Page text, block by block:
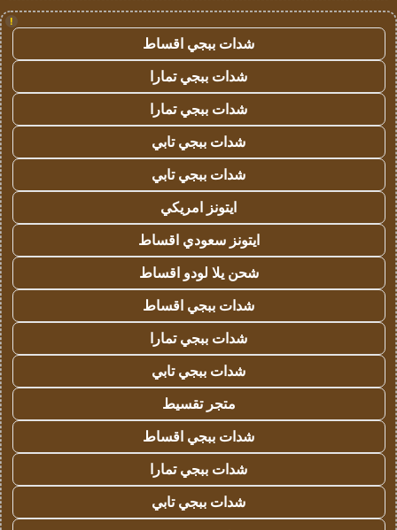
!
شدات ببجي اقساط
شدات ببجي تمارا
شدات ببجي تمارا
شدات ببجي تابي
شدات ببجي تابي
ايتونز امريكي
ايتونز سعودي اقساط
شحن يلا لودو اقساط
شدات ببجي اقساط
شدات ببجي تمارا
شدات ببجي تابي
متجر تقسيط
شدات ببجي اقساط
شدات ببجي تمارا
شدات ببجي تابي